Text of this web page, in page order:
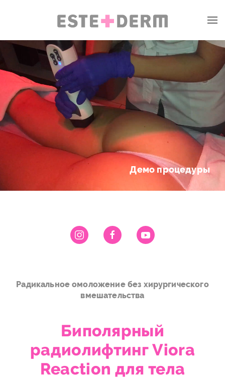
Демо процедуры
Радикальное омоложение без хирургического
вмешательства
Биполярный
радиолифтинг Viora
Reaction для тела